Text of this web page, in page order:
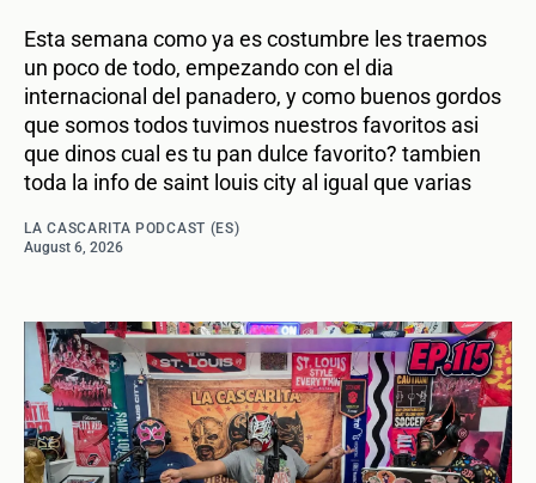
Esta semana como ya es costumbre les traemos
un poco de todo, empezando con el dia
internacional del panadero, y como buenos gordos
que somos todos tuvimos nuestros favoritos asi
que dinos cual es tu pan dulce favorito? tambien
toda la info de saint louis city al igual que varias
LA CASCARITA PODCAST (ES)
August 6, 2026